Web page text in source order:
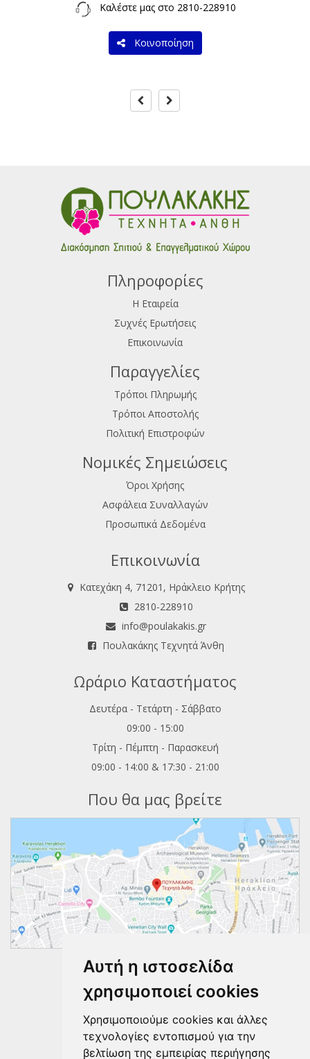
Αυτή η ιστοσελίδα
χρησιμοποιεί cookies
Χρησιμοποιούμε cookies και άλλες
τεχνολογίες εντοπισμού για την
βελτίωση της εμπειρίας περιήγησης
Καλέστε μας στο 2810-228910
Κοινοποίηση
Πληροφορίες
Η Εταιρεία
Συχνές Ερωτήσεις
Επικοινωνία
Παραγγελίες
Τρόποι Πληρωμής
Τρόποι Αποστολής
Πολιτική Επιστροφών
Νομικές Σημειώσεις
Όροι Χρήσης
Ασφάλεια Συναλλαγών
Προσωπικά Δεδομένα
Επικοινωνία
Κατεχάκη 4, 71201, Ηράκλειο Κρήτης
2810-228910
info@poulakakis.gr
Πουλακάκης Τεχνητά Άνθη
Ωράριο Καταστήματος
Δευτέρα - Τετάρτη - Σάββατο
09:00 - 15:00
Τρίτη - Πέμπτη - Παρασκευή
09:00 - 14:00 & 17:30 - 21:00
Που θα μας βρείτε
Ακολουθήστε μας